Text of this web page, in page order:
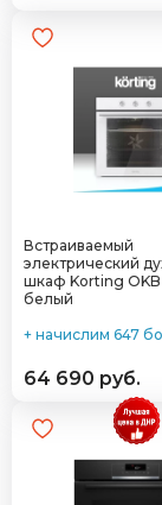
Встраиваемый
электрический
шкаф Korting OKB
белый
+ начислим 647
64 690 руб.